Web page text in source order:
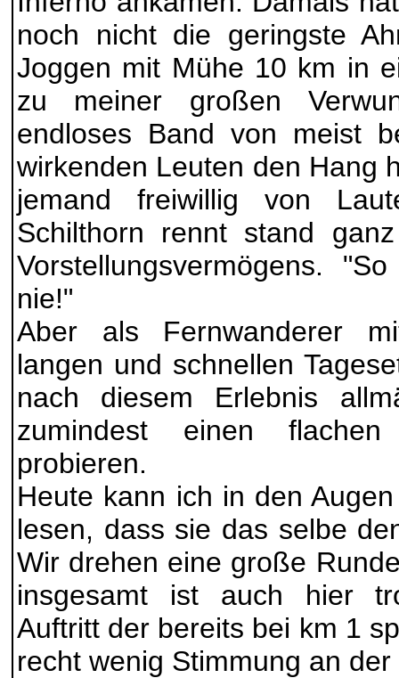
noch nicht die geringste
Joggen mit Mühe 10 km in
zu meiner großen
endloses Band von meist
wirkenden Leuten den Hang
jemand freiwillig von
Schilthorn rennt stand
Vorstellungsvermögens.
nie!"
Aber als Fernwanderer
langen und schnellen
nach diesem Erlebnis
zumindest einen
probieren.
Heute kann ich in den
lesen, dass sie das selbe
Wir drehen eine große
insgesamt ist auch hier
Auftritt der bereits bei km 1
recht wenig Stimmung an